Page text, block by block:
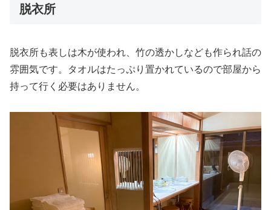
脱衣所
脱衣所も表しは木が使われ、竹の透かしなども作られ話の
雰囲気です。タオルはたっぷり置かれているので部屋から
持って行く必要はありません。